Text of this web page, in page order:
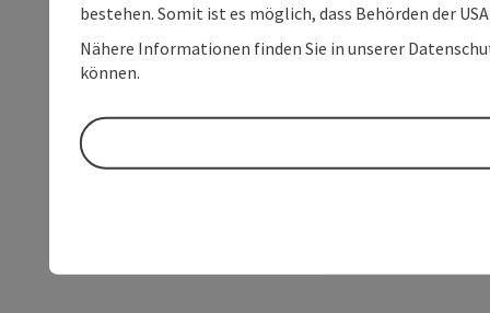
bestehen. Somit ist es möglich, dass Behörden der
Nähere Informationen finden Sie in unserer
können.